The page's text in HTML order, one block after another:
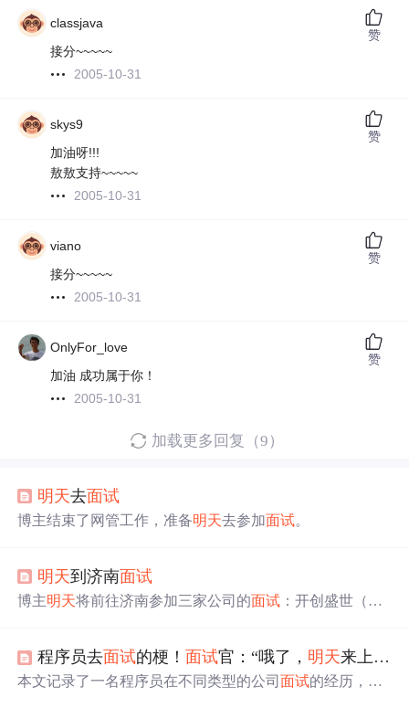
classjava
接分~~~~~
2005-10-31
赞
skys9
加油呀!!!
敖敖支持~~~~~
2005-10-31
赞
viano
接分~~~~~
2005-10-31
赞
OnlyFor_love
加油 成功属于你！
2005-10-31
赞
加载更多回复（9）
明天去面试
博主结束了网管工作，准备明天去参加面试。
明天到济南面试
博主明天将前往济南参加三家公司的面试 ：开创盛世（与
司的情况知之甚少，希望了解更多信息。
程序员去面试的梗！ 面试官：“哦了， 明天来上班吧”
本文记录了一名程序员在不同类型的公司面试的经历，包